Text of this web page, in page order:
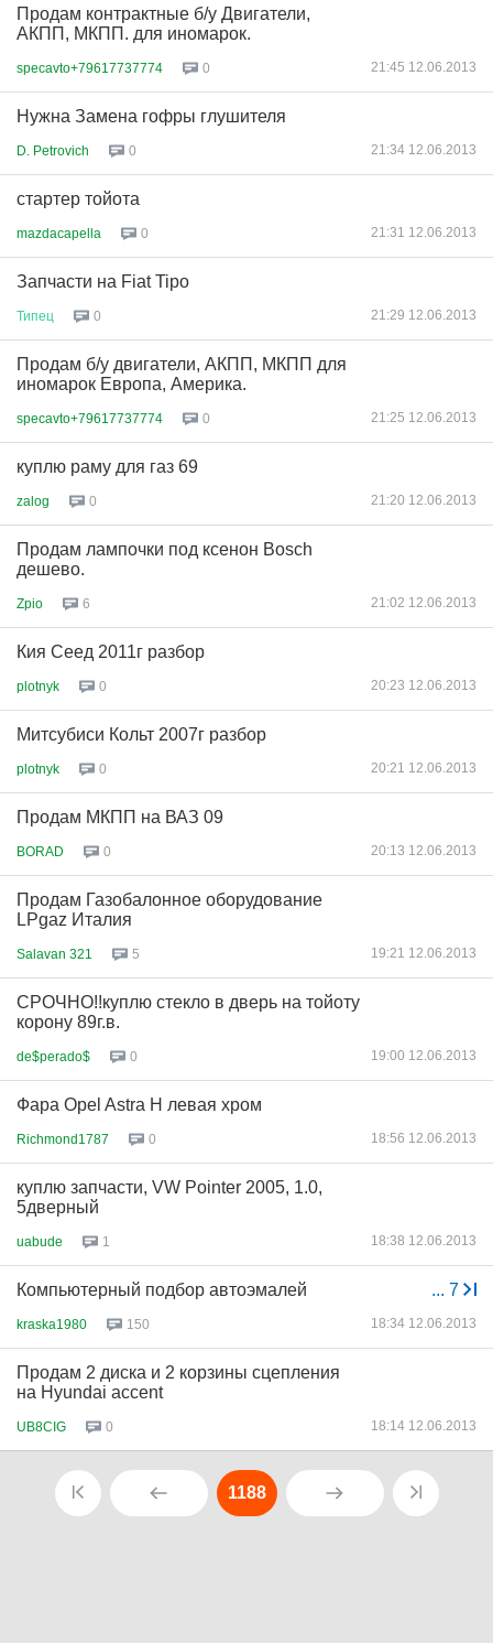
Продам контрактные б/у Двигатели,
АКПП, МКПП. для иномарок.
specavto+79617737774 0 21:45 12.06.2013
Нужна Замена гофры глушителя
D. Petrovich 0 21:34 12.06.2013
стартер тойота
mazdacapella 0 21:31 12.06.2013
Запчасти на Fiat Tipo
Типец 0 21:29 12.06.2013
Продам б/у двигатели, АКПП, МКПП для
иномарок Европа, Америка.
specavto+79617737774 0 21:25 12.06.2013
куплю раму для газ 69
zalog 0 21:20 12.06.2013
Продам лампочки под ксенон Bosch
дешево.
Zpio 6 21:02 12.06.2013
Кия Сеед 2011г разбор
plotnyk 0 20:23 12.06.2013
Митсубиси Кольт 2007г разбор
plotnyk 0 20:21 12.06.2013
Продам МКПП на ВАЗ 09
BORAD 0 20:13 12.06.2013
Продам Газобалонное оборудование
LPgaz Италия
Salavan 321 5 19:21 12.06.2013
СРОЧНО!!куплю стекло в дверь на тойоту
корону 89г.в.
de$perado$ 0 19:00 12.06.2013
Фара Opel Astra H левая хром
Richmond1787 0 18:56 12.06.2013
куплю запчасти, VW Pointer 2005, 1.0,
5дверный
uabude 1 18:38 12.06.2013
... 7
Компьютерный подбор автоэмалей
kraska1980 150 18:34 12.06.2013
Продам 2 диска и 2 корзины сцепления
на Hyundai accent
UB8CIG 0 18:14 12.06.2013
1188